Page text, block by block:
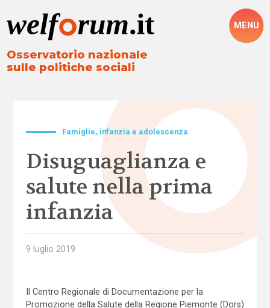
Osservatorio nazionale
sulle politiche sociali
MENU
Famiglie, infanzia e adolescenza
Disuguaglianza e
salute nella prima
infanzia
9 luglio 2019
Il Centro Regionale di Documentazione per la
Promozione della Salute della Regione Piemonte (Dors)